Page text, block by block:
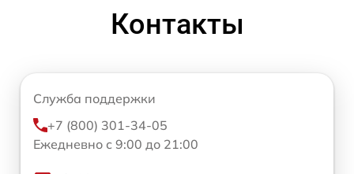
Контакты
Служба поддержки
+7 (800) 301-34-05
Ежедневно с 9:00 до 21:00